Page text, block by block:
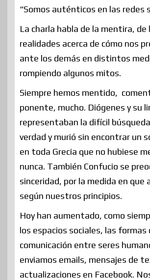
“Somos auténticos en las redes
La charla habla de la mentira, de
realidades acerca de cómo nos
ante los demás en distintos
rompiendo algunos mitos.
Siempre hemos mentido,
ponente, mucho. Diógenes y su
representaban la difícil
verdad y murió sin encontrar un
en toda Grecia que no hubiese
nunca. También Confucio se
sinceridad, por la medida en que
según nuestros principios.
Hoy han aumentado, como
los espacios sociales, las formas
comunicación entre seres
enviamos emails, mensajes de
actualizaciones en Facebook.